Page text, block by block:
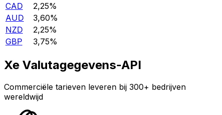
CAD
2,25%
AUD
3,60%
NZD
2,25%
GBP
3,75%
Xe Valutagegevens-API
Commerciële tarieven leveren bij 300+ bedrijven
wereldwijd